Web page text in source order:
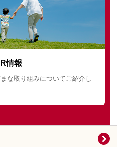
情報
な取り組みについてご紹介し